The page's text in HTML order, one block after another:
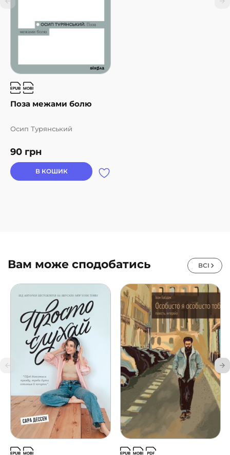
Поза межами болю
90 грн
Осип Турянський
В КОШИК
Вам може сподобатись ВСІ